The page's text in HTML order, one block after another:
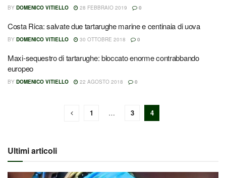
BY DOMENICO VITIELLO 28 FEBBRAIO 2019 0
Costa Rica: salvate due tartarughe marine e centinaia di uova
BY DOMENICO VITIELLO 30 OTTOBRE 2018 0
Maxi-sequestro di tartarughe: bloccato enorme contrabbando
europeo
BY DOMENICO VITIELLO 22 AGOSTO 2018 0
1 … 3 4
Ultimi articoli